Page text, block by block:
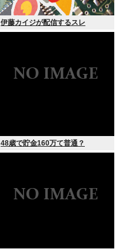
伊藤カイジが配信するスレ
48歳で貯金160万て普通？